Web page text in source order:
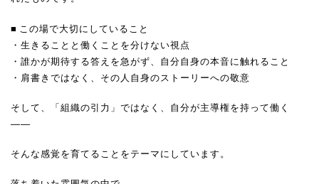
■ この場で大切にしていること
・生きることと働くことを分けない視点
・誰かが期待する答えを急がず、自分自身の本音に触れること
・肩書きではなく、その人自身のストーリーへの敬意
そして、「組織の引力」ではなく、自分が主導権を持って働く
――
そんな感覚を育てることをテーマにしています。